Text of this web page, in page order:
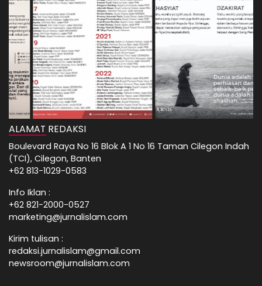
ALAMAT REDAKSI
Boulevard Raya No 16 Blok A 1 No 16 Taman Cilegon Indah
(TCI), Cilegon, Banten
+62 813-1029-0583
Info Iklan :
+62 821-2000-0527
marketing@jurnalislam.com
Kirim tulisan :
redaksi.jurnalislam@gmail.com
newsroom@jurnalislam.com